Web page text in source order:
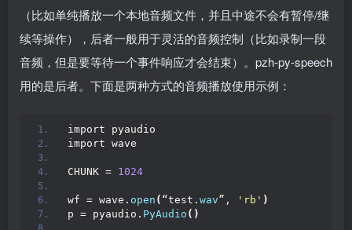
（比如单纯播放一个本地音频文件，并且中途不会有暂停/继
续等操作），后者一般用于灵活的音频控制（比如录制一段
音频，但是要等待一个事件响应才会结束）。pzh-py-speech
用的是后者。下面是两种方式的音频播放使用示例：
import pyaudio
import wave
CHUNK = 1024
wf = wave. open ( “test. wav”, 'rb' )
p = pyaudio. PyAudio ()